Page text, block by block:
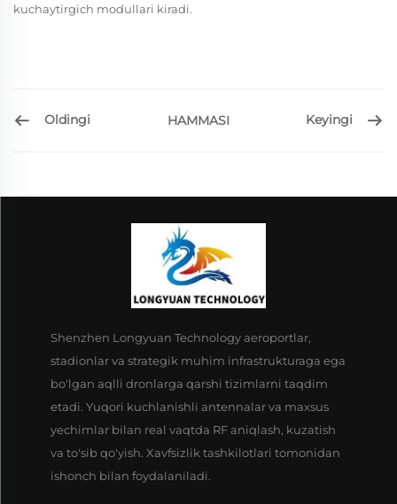
kuchaytirgich modullari kiradi.
Oldingi HAMMASI Keyingi
Shenzhen Longyuan Technology aeroportlar,
stadionlar va strategik muhim infrastrukturaga ega
bo'lgan aqlli dronlarga qarshi tizimlarni taqdim
etadi. Yuqori kuchlanishli antennalar va maxsus
yechimlar bilan real vaqtda RF aniqlash, kuzatish
va to'sib qo'yish. Xavfsizlik tashkilotlari tomonidan
ishonch bilan foydalaniladi.